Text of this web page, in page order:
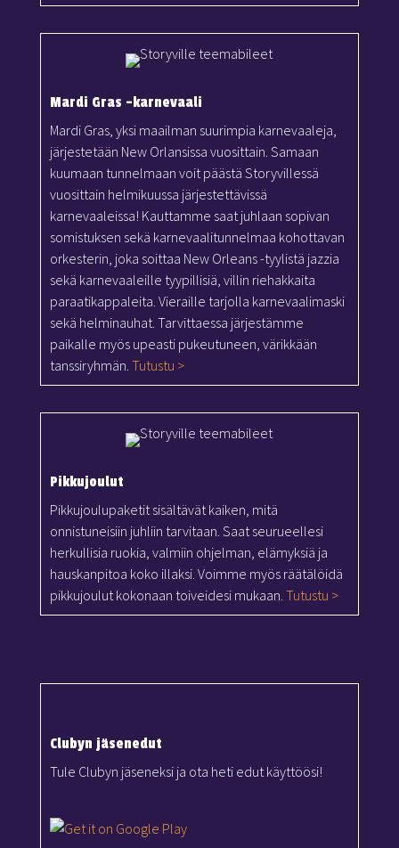
Mardi Gras -karnevaali
Mardi Gras, yksi maailman suurimpia karnevaaleja,
järjestetään New Orlansissa vuosittain. Samaan
kuumaan tunnelmaan voit päästä Storyvillessä
vuosittain helmikuussa järjestettävissä
karnevaaleissa! Kauttamme saat juhlaan sopivan
somistuksen sekä karnevaalitunnelmaa kohottavan
orkesterin, joka soittaa New Orleans -tyylistä jazzia
sekä karnevaaleille tyypillisiä, villin riehakkaita
paraatikappaleita. Vieraille tarjolla karnevaalimaski
sekä helminauhat. Tarvittaessa järjestämme
paikalle myös upeasti pukeutuneen, värikkään
tanssiryhmän. Tutustu >
Pikkujoulut
Pikkujoulupaketit sisältävät kaiken, mitä
onnistuneisiin juhliin tarvitaan. Saat seurueellesi
herkullisia ruokia, valmiin ohjelman, elämyksiä ja
hauskanpitoa koko illaksi. Voimme myös räätälöidä
pikkujoulut kokonaan toiveidesi mukaan. Tutustu >
Clubyn jäsenedut
Tule Clubyn jäseneksi ja ota heti edut käyttöösi!